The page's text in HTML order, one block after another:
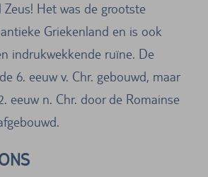
Het was de grootste
Griekenland en is ook
indrukwekkende ruïne. De
6. eeuw v. Chr. gebouwd, maar
eeuw n. Chr. door de Romainse